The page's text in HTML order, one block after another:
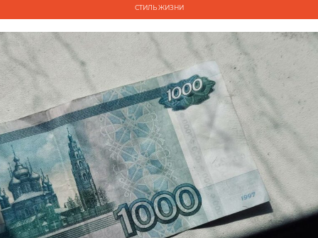
СТИЛЬ ЖИЗНИ